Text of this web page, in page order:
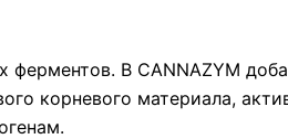
ферментов. В CANNAZYM
корневого материала,